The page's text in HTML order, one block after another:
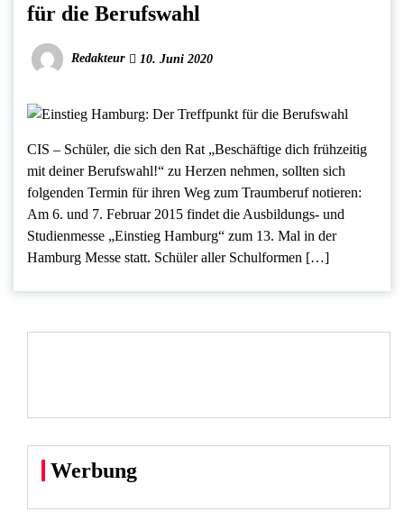
für die Berufswahl
Redakteur 10. Juni 2020
CIS – Schüler, die sich den Rat „Beschäftige dich frühzeitig
mit deiner Berufswahl!“ zu Herzen nehmen, sollten sich
folgenden Termin für ihren Weg zum Traumberuf notieren:
Am 6. und 7. Februar 2015 findet die Ausbildungs- und
Studienmesse „Einstieg Hamburg“ zum 13. Mal in der
Hamburg Messe statt. Schüler aller Schulformen […]
Werbung